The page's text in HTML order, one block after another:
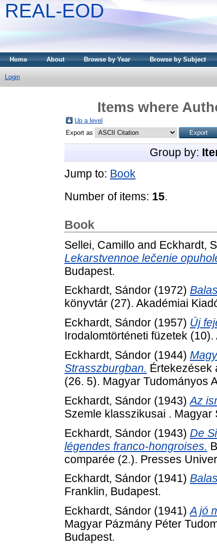
REAL-EOD
Home About Browse by Year Browse by Subject
Login
Items where
Up a level
Export as
Group by:
Jump to: Book
Number of items: 15.
Book
Sellei, Camillo and Eckhardt,
Lekarstvennoe lečenie
Budapest.
Eckhardt, Sándor (1972)
könyvtár (27). Akadémiai
Eckhardt, Sándor (1957) Új
Irodalomtörténeti füzetek
Eckhardt, Sándor (1944)
Strasszburgban. Értekezések
(26. 5). Magyar Tudományos
Eckhardt, Sándor (1943)Az
Szemle klasszikusai .
Eckhardt, Sándor (1943) De
légendes franco-hongroises.
comparée (2.). Presses
Eckhardt, Sándor (1941)
Franklin, Budapest.
Eckhardt, Sándor (1941)A jó
Magyar Pázmány Péter
Budapest.